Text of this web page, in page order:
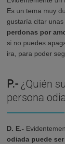
Es un tema muy
gustaría citar
perdonas por
si no puedes
ira, para poder
P.- ¿Quién
persona
D. E.-
odiada puede